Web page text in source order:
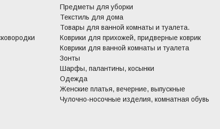
Предметы для уборки
Текстиль для дома
Товары для ванной комнаты и туалета.
Коврики для прихожей, придверные коврик
Коврики для ванной комнаты и туалета
Зонты
Шарфы, палантины, косынки
Одежда
Женские платья, вечерние, выпускные
Чулочно-носочные изделия, комнатная обувь